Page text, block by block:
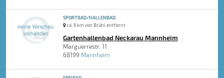
SPORTBAD/HALLENBAD
ca. 6 km von Brühl entfernt
Gartenhallenbad Neckarau Mannheim
Marguerrestr. 11
68199 Mannheim